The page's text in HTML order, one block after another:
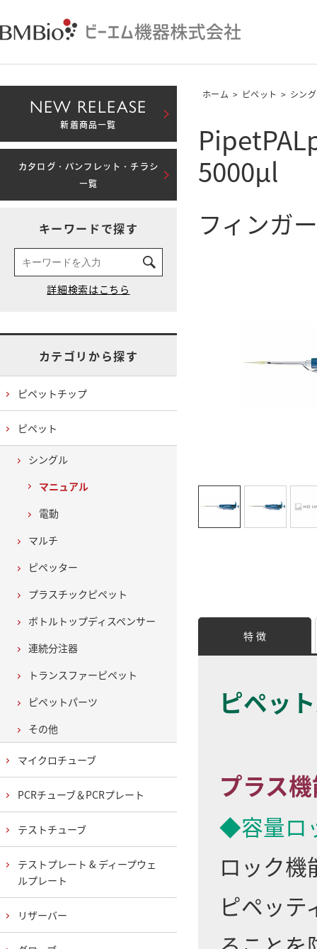
ホーム > ピペット > シン
5000μl
フィンガ
特 徴
ピペッ
プラス
◆容量ロ
ロック機
ピペッ
NEW RELEASE
新着商品一覧
カタログ・パンフレット・チラシ
一覧
キーワードで探す
カテゴリから探す
ピペットチップ
ピペット
シングル
マニュアル
電動
マルチ
ピペッター
プラスチックピペット
ボトルトップディスペンサー
連続分注器
トランスファーピペット
ピペットパーツ
その他
マイクロチューブ
PCRチューブ＆PCRプレート
テストチューブ
テストプレート & ディープウェ
ルプレート
リザーバー